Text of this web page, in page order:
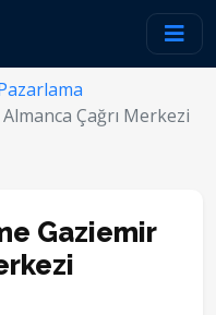
Çağrı Merkezi
Gaziemir